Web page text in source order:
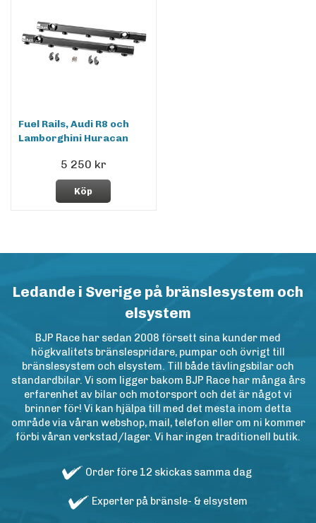
Fuel Rails, Audi R8 och
Lamborghini Huracan
5 250 kr
Köp
Ledande i Sverige på bränslesystem och
elsystem
BJP Race har sedan 2008 försett sina kunder med
högkvalitets bränslespridare, pumpar och övrigt till
bränslesystem och elsystem. Till både tävlingsbilar och
standardbilar. Vi som ligger bakom BJP Race har många års
erfarenhet av bilar och motorsport och det är något vi
brinner för! Vi kan hjälpa till med det mesta inom detta
område via våran webshop, mail, telefon eller om ni kommer
förbi våran verkstad/lager. Vi har ingen traditionell butik.
Order före 12 skickas samma dag
Experter på bränsle- & elsystem